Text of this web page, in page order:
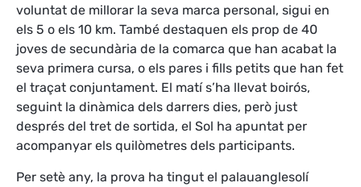
voluntat de millorar la seva marca personal, sigui en
els 5 o els 10 km. També destaquen els prop de 40
joves de secundària de la comarca que han acabat la
seva primera cursa, o els pares i fills petits que han fet
el traçat conjuntament. El matí s’ha llevat boirós,
seguint la dinàmica dels darrers dies, però just
després del tret de sortida, el Sol ha apuntat per
acompanyar els quilòmetres dels participants.
Per setè any, la prova ha tingut el palauanglesolí